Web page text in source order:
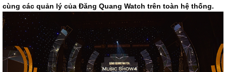
cùng các quản lý của Đăng Quang Watch trên toàn hệ thống.